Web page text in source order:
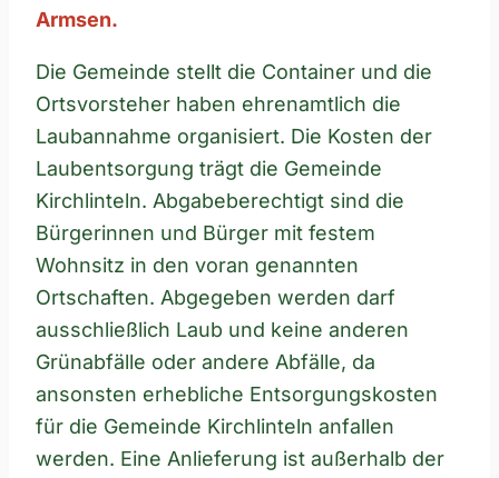
Armsen.
Die Gemeinde stellt die Container und die
Ortsvorsteher haben ehrenamtlich die
Laubannahme organisiert. Die Kosten der
Laubentsorgung trägt die Gemeinde
Kirchlinteln. Abgabeberechtigt sind die
Bürgerinnen und Bürger mit festem
Wohnsitz in den voran genannten
Ortschaften. Abgegeben werden darf
ausschließlich Laub und keine anderen
Grünabfälle oder andere Abfälle, da
ansonsten erhebliche Entsorgungskosten
für die Gemeinde Kirchlinteln anfallen
werden. Eine Anlieferung ist außerhalb der